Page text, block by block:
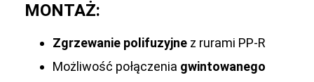
MONTAŻ:
Zgrzewanie polifuzyjne z rurami PP-R
Możliwość połączenia gwintowanego